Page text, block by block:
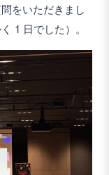
をいただきまし
1 日でした）。